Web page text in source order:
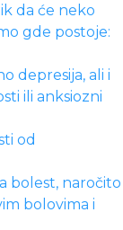
da će neko
gde postoje:
depresija, ali i
ili anksiozni
od
bolest, naročito
bolovima i